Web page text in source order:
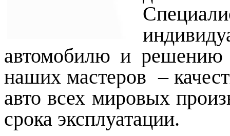
автомобилю и решению
наших мастеров –
авто всех мировых
срока эксплуатации.